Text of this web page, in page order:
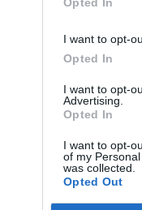
I want to opt-
Opted In
I want to opt-
Advertising.
Opted In
I want to opt-
of my
was collected.
Opted Out